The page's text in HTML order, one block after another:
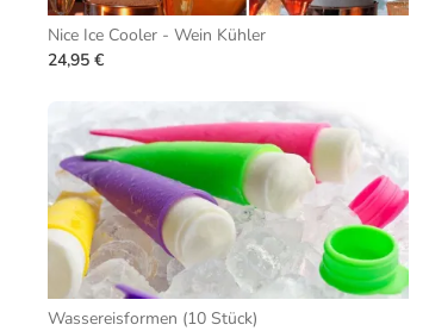
Nice Ice Cooler - Wein Kühler
24,95 €
Wassereisformen (10 Stück)